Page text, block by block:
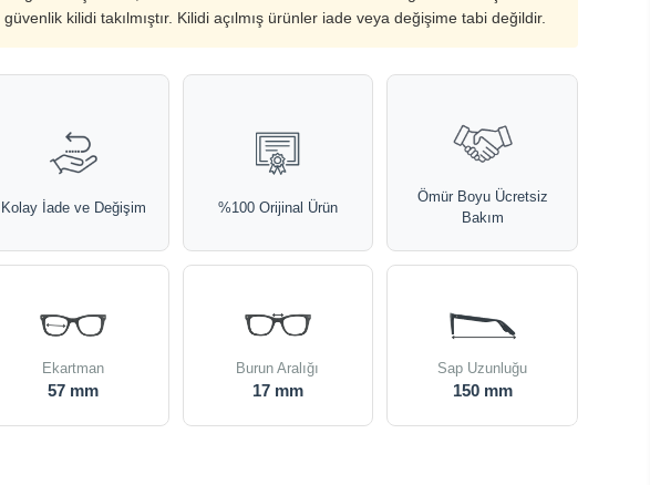
güvenlik kilidi takılmıştır. Kilidi açılmış ürünler iade veya değişime tabi değildir.
Kolay İade ve Değişim %100 Orijinal Ürün
Ömür Boyu Ücretsiz
Bakım
Ekartman
57 mm
Burun Aralığı
17 mm
Sap Uzunluğu
150 mm